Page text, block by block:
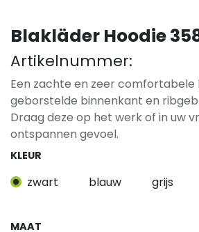
Blakläder Hoodie
Artikelnummer:
Een zachte en zeer comfortabele
geborstelde binnenkant en
Draag deze op het werk of in uw
ontspannen gevoel.
KLEUR
zwart blauw grijs
MAAT